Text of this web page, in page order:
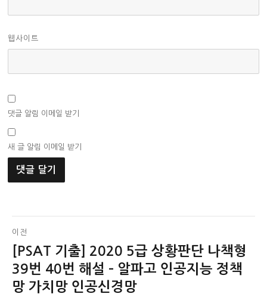
웹사이트
댓글 알림 이메일 받기
새 글 알림 이메일 받기
글
탐
색
이전
이
전
글:
[PSAT 기출] 2020 5급 상황판단 나책형
39번 40번 해설 – 알파고 인공지능 정책
망 가치망 인공신경망